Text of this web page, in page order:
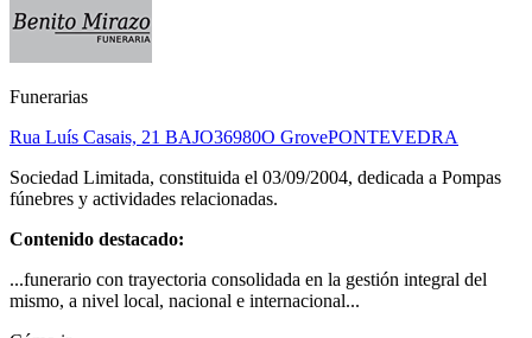
Funerarias
Rua Luís Casais, 21 BAJO36980O GrovePONTEVEDRA
Sociedad Limitada, constituida el 03/09/2004, dedicada a Pompas
fúnebres y actividades relacionadas.
Contenido destacado:
...funerario con trayectoria consolidada en la gestión integral del
mismo, a nivel local, nacional e internacional...